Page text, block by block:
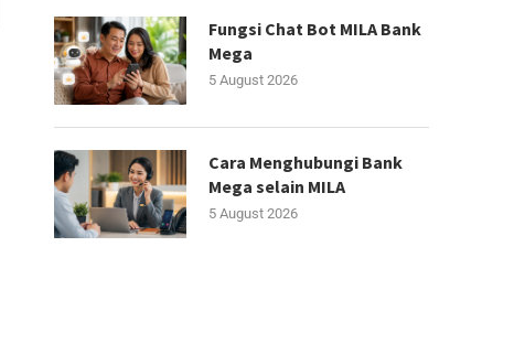
Fungsi Chat Bot MILA Bank
Mega
5 August 2026
Cara Menghubungi Bank
Mega selain MILA
5 August 2026